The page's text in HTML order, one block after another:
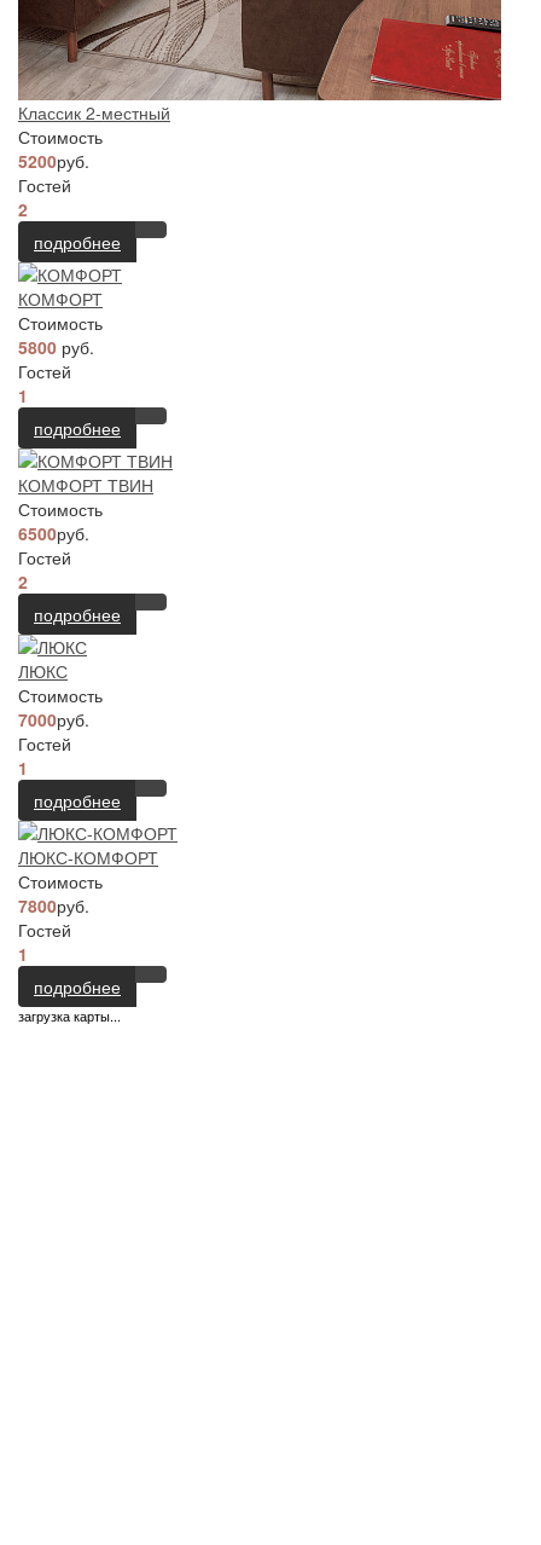
Классик 2-местный
Стоимость
5200руб.
Гостей
2
подробнее
КОМФОРТ
Стоимость
5800 руб.
Гостей
1
подробнее
КОМФОРТ ТВИН
Стоимость
6500руб.
Гостей
2
подробнее
ЛЮКС
Стоимость
7000руб.
Гостей
1
подробнее
ЛЮКС-КОМФОРТ
Стоимость
7800руб.
Гостей
1
подробнее
загрузка карты...